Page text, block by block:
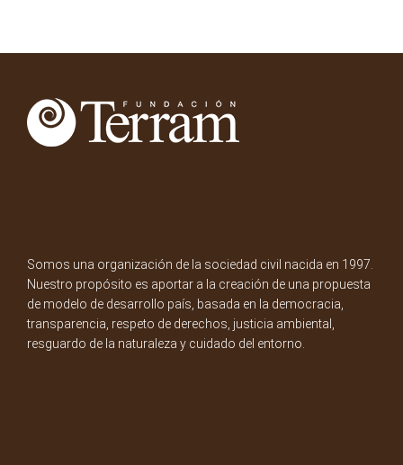
Somos una organización de la sociedad civil nacida en 1997.
Nuestro propósito es aportar a la creación de una propuesta
de modelo de desarrollo país, basada en la democracia,
transparencia, respeto de derechos, justicia ambiental,
resguardo de la naturaleza y cuidado del entorno.